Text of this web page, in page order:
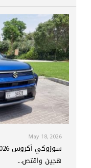
May 18, 2026
هجين واقتص...